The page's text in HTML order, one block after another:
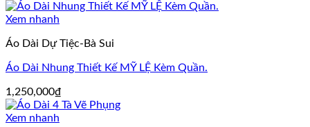
Xem nhanh
Áo Dài Dự Tiệc-Bà Sui
Áo Dài Nhung Thiết Kế MỸ LỆ Kèm Quần.
1,250,000₫
Xem nhanh